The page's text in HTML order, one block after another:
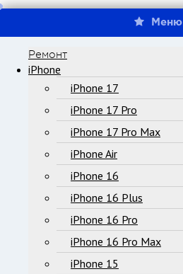
Меню
Ремонт
iPhone
iPhone 17
iPhone 17 Pro
iPhone 17 Pro Max
iPhone Air
iPhone 16
iPhone 16 Plus
iPhone 16 Pro
iPhone 16 Pro Max
iPhone 15